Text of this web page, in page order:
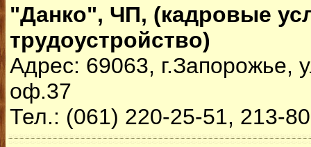
"Данко", ЧП, (кадровые
трудоустройство)
Адрес: 69063, г.Запорожье,
оф.37
Тел.: (061) 220-25-51, 213-